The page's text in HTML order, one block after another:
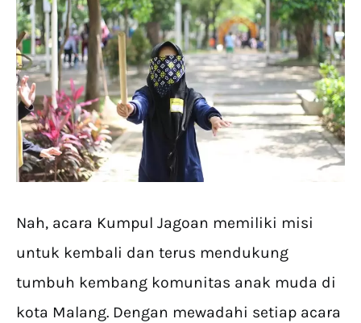
Nah, acara Kumpul Jagoan memiliki misi
untuk kembali dan terus mendukung
tumbuh kembang komunitas anak muda di
kota Malang. Dengan mewadahi setiap acara